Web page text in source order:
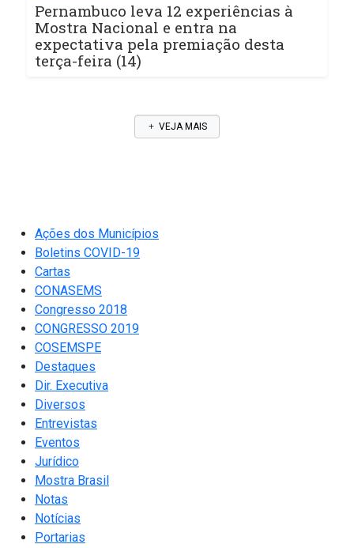
Pernambuco leva 12 experiências à
Mostra Nacional e entra na
expectativa pela premiação desta
terça-feira (14)
VEJA MAIS
Ações dos Municípios
Boletins COVID-19
Cartas
CONASEMS
Congresso 2018
CONGRESSO 2019
COSEMSPE
Destaques
Dir. Executiva
Diversos
Entrevistas
Eventos
Jurídico
Mostra Brasil
Notas
Notícias
Portarias